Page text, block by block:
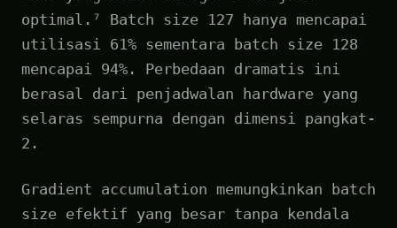
optimal.⁷ Batch size 127 hanya mencapai
utilisasi 61% sementara batch size 128
mencapai 94%. Perbedaan dramatis ini
berasal dari penjadwalan hardware yang
selaras sempurna dengan dimensi pangkat-
2.
Gradient accumulation memungkinkan batch
size efektif yang besar tanpa kendala